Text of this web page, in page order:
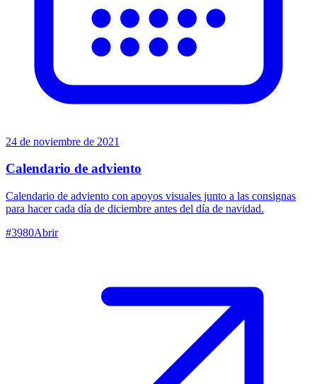
24 de noviembre de 2021
Calendario de adviento
Calendario de adviento con apoyos visuales junto a las consignas
para hacer cada día de diciembre antes del día de navidad.
#3980Abrir